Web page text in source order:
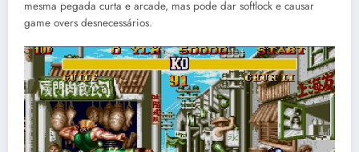
mesma pegada curta e arcade, mas pode dar softlock e causar
game overs desnecessários.